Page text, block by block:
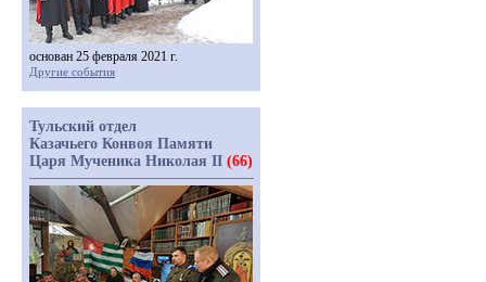
основан 25 февраля 2021 г.
Другие события
Тульский отдел
Казачьего Конвоя Памяти
Царя Мученика Николая II (66)